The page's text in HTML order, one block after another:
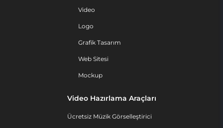
Video
Logo
Grafik Tasarım
Web Sitesi
Mockup
Video Hazırlama Araçları
Ücretsiz Müzik Görselleştirici